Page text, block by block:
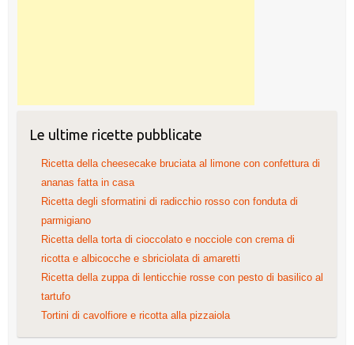
Le ultime ricette pubblicate
Ricetta della cheesecake bruciata al limone con confettura di
ananas fatta in casa
Ricetta degli sformatini di radicchio rosso con fonduta di
parmigiano
Ricetta della torta di cioccolato e nocciole con crema di
ricotta e albicocche e sbriciolata di amaretti
Ricetta della zuppa di lenticchie rosse con pesto di basilico al
tartufo
Tortini di cavolfiore e ricotta alla pizzaiola